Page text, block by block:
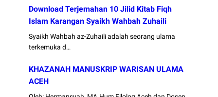
Download Terjemahan 10 Jilid Kitab Fiqh
Islam Karangan Syaikh Wahbah Zuhaili
Syaikh Wahbah az-Zuhaili adalah seorang ulama
terkemuka d…
KHAZANAH MANUSKRIP WARISAN ULAMA
ACEH